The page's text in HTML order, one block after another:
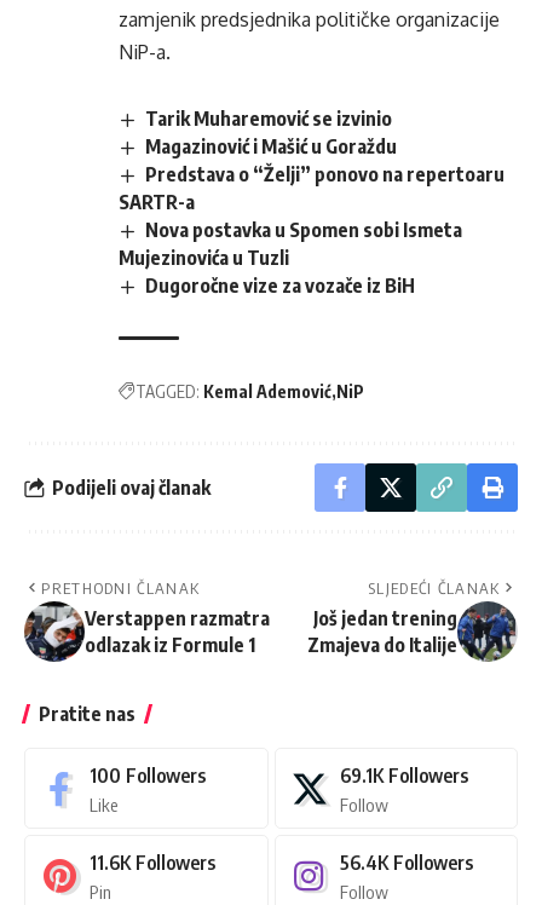
zamjenik predsjednika političke organizacije
NiP-a.
Tarik Muharemović se izvinio
Magazinović i Mašić u Goraždu
Predstava o “Želji” ponovo na repertoaru
SARTR-a
Nova postavka u Spomen sobi Ismeta
Mujezinovića u Tuzli
Dugoročne vize za vozače iz BiH
TAGGED: Kemal Ademović NiP
Podijeli ovaj članak
PRETHODNI ČLANAK
Verstappen razmatra
odlazak iz Formule 1
SLJEDEĆI ČLANAK
Još jedan trening
Zmajeva do Italije
Pratite nas
100 Followers
Like
69.1K Followers
Follow
11.6K Followers
Pin
56.4K Followers
Follow